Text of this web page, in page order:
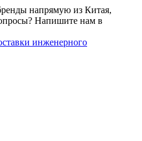
напрямую из Китая,
Напишите нам в
инженерного